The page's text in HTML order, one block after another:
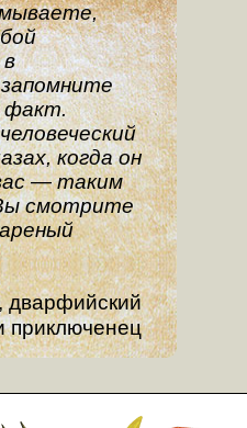
факт.
когда он
— таким
смотрите
дварфийский
приключенец